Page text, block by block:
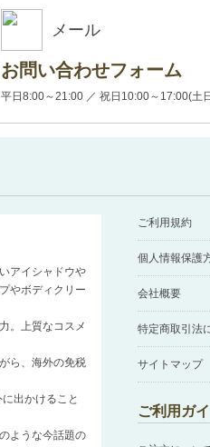
メール
お問い合わせフォーム
平日8:00～21:00 ／ 祝日10:00～17:00(土
アイシャドウや
やボディクリー
。上質なコスメ
ら、海外の免税
出かけること
ような今話題の
ご利用規約
個人情報保護
会社概要
特定商取引法
サイトマップ
ご利用ガ